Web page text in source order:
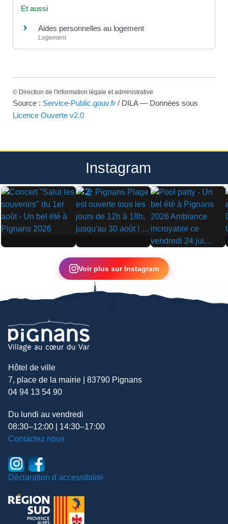
Et aussi
Aides personnelles au logement
Logement
© Direction de l'information légale et administrative
Source : Service-Public.gouv.fr / DILA — Données sous
Licence Ouverte v2.0
Instagram
▶ ▶
▶
Voir plus sur Instagram
Hôtel de ville
7, place de la mairie | 83790 Pignans
04 94 13 54 90
Du lundi au vendredi
08:30–12:00 | 14:30–17:00
Contactez nous
Déclaration d’accessibilité